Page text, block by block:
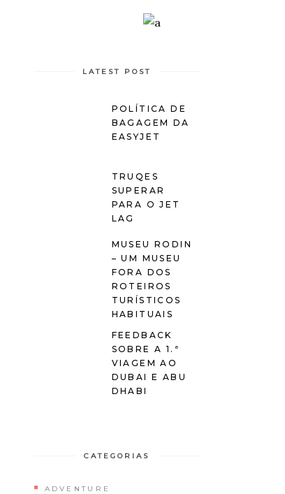
LATEST POST
POLÍTICA DE
BAGAGEM DA
EASYJET
TRUQES
SUPERAR
PARA O JET
LAG
MUSEU RODIN
– UM MUSEU
FORA DOS
ROTEIROS
TURÍSTICOS
HABITUAIS
FEEDBACK
SOBRE A 1.ª
VIAGEM AO
DUBAI E ABU
DHABI
CATEGORIAS
ADVENTURE